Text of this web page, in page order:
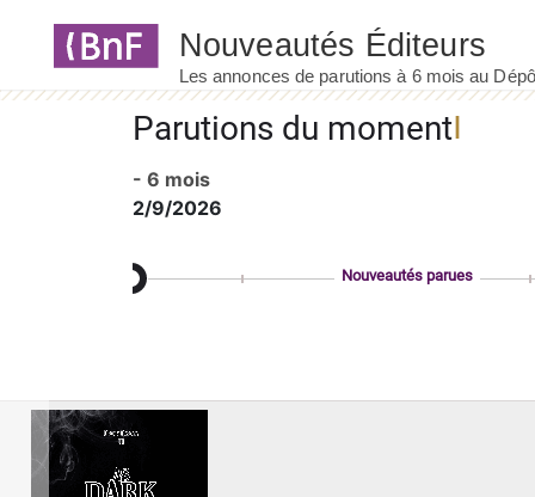
Parutions du moment
- 6 mois
2/9/2026
Nouveautés parues